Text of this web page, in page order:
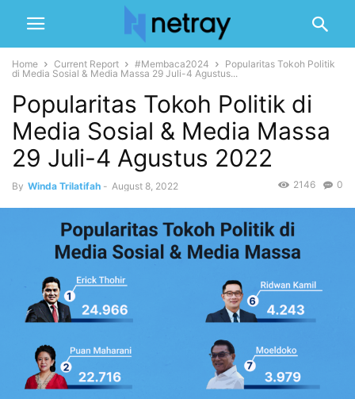
Home Current Report #Membaca2024
Popularitas Tokoh Politik
di Media Sosial & Media Massa 29 Juli-4 Agustus...
Popularitas Tokoh Politik di
Media Sosial & Media Massa
29 Juli-4 Agustus 2022
By Winda Trilatifah - August 8, 2022 0
2146